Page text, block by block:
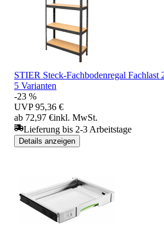
STIER Steck-Fachbodenregal Fachlast
5 Varianten
-23 %
UVP 95,36 €
ab 72,97 €inkl. MwSt.
Lieferung bis 2-3 Arbeitstage
Details anzeigen